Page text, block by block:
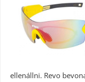
ellenállni. Revo